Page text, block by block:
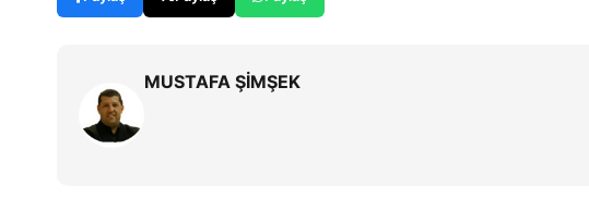
MUSTAFA ŞİMŞEK